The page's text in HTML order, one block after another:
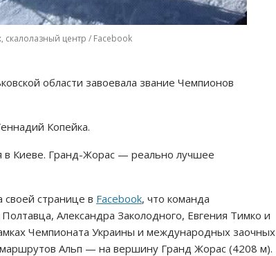
центр / Facebook
области завоевала звание Чемпионов
Копейка.
в Киеве. Гранд-Жорас — реально лучшее
странице в Facebook, что команда
Полтавца, Александра Заколодного, Евгения Тимко и
Чемпионата Украины и международных заочных
Альп — на вершину Гранд Жорас (4208 м).